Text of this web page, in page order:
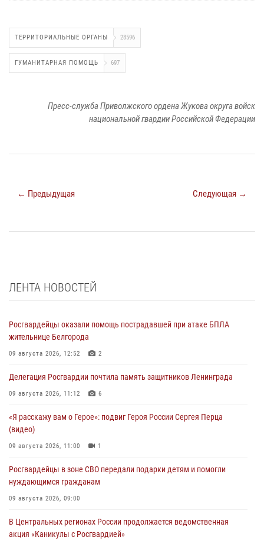
ТЕРРИТОРИАЛЬНЫЕ ОРГАНЫ 28596
ГУМАНИТАРНАЯ ПОМОЩЬ 697
Пресс-служба Приволжского ордена Жукова округа войск
национальной гвардии Российской Федерации
← Предыдущая Следующая →
ЛЕНТА НОВОСТЕЙ
Росгвардейцы оказали помощь пострадавшей при атаке БПЛА
жительнице Белгорода
09 августа 2026, 12:52 2
Делегация Росгвардии почтила память защитников Ленинграда
09 августа 2026, 11:12 6
«Я расскажу вам о Герое»: подвиг Героя России Сергея Перца
(видео)
09 августа 2026, 11:00 1
Росгвардейцы в зоне СВО передали подарки детям и помогли
нуждающимся гражданам
09 августа 2026, 09:00
В Центральных регионах России продолжается ведомственная
акция «Каникулы с Росгвардией»